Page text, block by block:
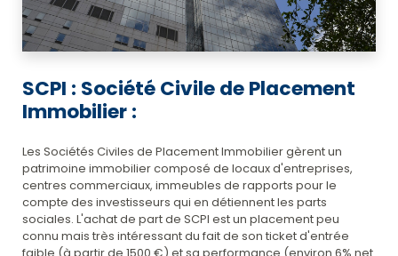
SCPI : Société Civile de Placement
Immobilier :
Les Sociétés Civiles de Placement Immobilier gèrent un
patrimoine immobilier composé de locaux d'entreprises,
centres commerciaux, immeubles de rapports pour le
compte des investisseurs qui en détiennent les parts
sociales. L'achat de part de SCPI est un placement peu
connu mais très intéressant du fait de son ticket d'entrée
faible (à partir de 1500 €) et sa performance (environ 6% net